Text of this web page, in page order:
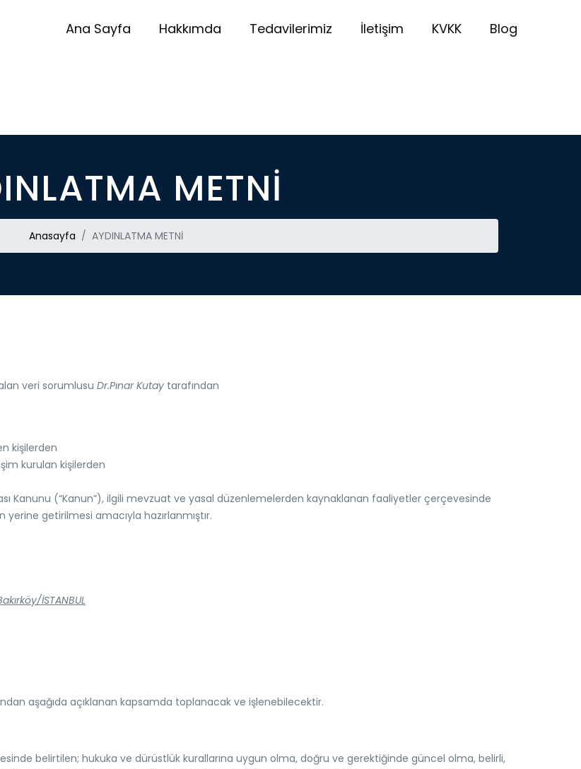
Ana Sayfa Hakkımda Tedavilerimiz İletişim KVKK Blog
METNİ
Anasayfa AYDINLATMA METNİ
veri sorumlusu Dr.Pınar Kutay tarafından
kişilerden
kurulan kişilerden
Kanunu (“Kanun”), ilgili mevzuat ve yasal düzenlemelerden kaynaklanan faaliyetler çerçevesinde
getirilmesi amacıyla hazırlanmıştır.
İSTANBUL
aşağıda açıklanan kapsamda toplanacak ve işlenebilecektir.
belirtilen; hukuka ve dürüstlük kurallarına uygun olma, doğru ve gerektiğinde güncel olma, belirli,